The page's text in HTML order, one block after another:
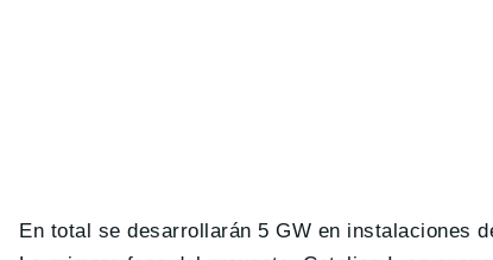
En total se desarrollarán 5 GW en instalaciones